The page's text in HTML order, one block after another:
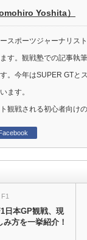
Yoshita）
スポーツジャーナリス
す。観戦塾での記事執
。今年はSUPER GTと
ます。
観戦される初心者向け
F1
日本GP観戦、現
み方を一挙紹介！